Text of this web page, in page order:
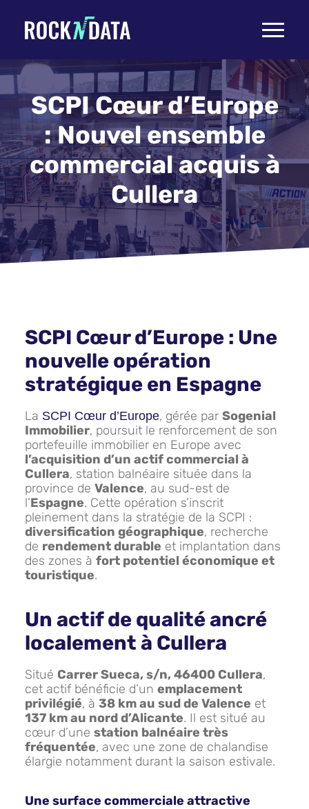
Toggle
SCPI Cœur d’Europe
: Nouvel ensemble
commercial acquis à
Cullera
SCPI Cœur d’Europe : Une
nouvelle opération
stratégique en Espagne
La SCPI Cœur d’Europe, gérée par Sogenial
Immobilier, poursuit le renforcement de son
portefeuille immobilier en Europe avec
l’acquisition d’un actif commercial à
Cullera, station balnéaire située dans la
province de Valence, au sud-est de
l’Espagne. Cette opération s’inscrit
pleinement dans la stratégie de la SCPI :
diversification géographique, recherche
de rendement durable et implantation dans
des zones à fort potentiel économique et
touristique.
Un actif de qualité ancré
localement à Cullera
Situé Carrer Sueca, s/n, 46400 Cullera,
cet actif bénéficie d’un emplacement
privilégié, à 38 km au sud de Valence et
137 km au nord d’Alicante. Il est situé au
cœur d’une station balnéaire très
fréquentée, avec une zone de chalandise
élargie notamment durant la saison estivale.
Une surface commerciale attractive